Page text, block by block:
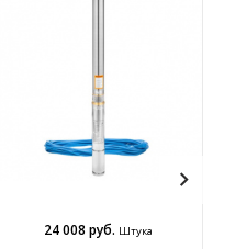
24 008 руб. Штука